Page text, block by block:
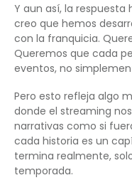
Y aun así, la respuesta
creo que hemos
con la franquicia.
Queremos que cada
eventos, no
Pero esto refleja algo
donde el streaming
narrativas como si
cada historia es un
termina realmente,
temporada.